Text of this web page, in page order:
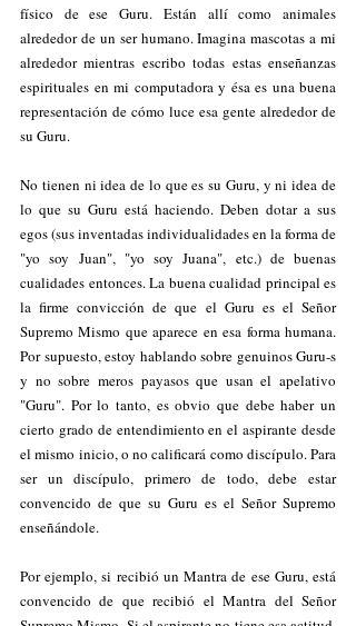
físico de ese Guru. Están allí como animales
alrededor de un ser humano. Imagina mascotas a mi
alrededor mientras escribo todas estas enseñanzas
espirituales en mi computadora y ésa es una buena
representación de cómo luce esa gente alrededor de
su Guru.
No tienen ni idea de lo que es su Guru, y ni idea de
lo que su Guru está haciendo. Deben dotar a sus
egos (sus inventadas individualidades en la forma de
"yo soy Juan", "yo soy Juana", etc.) de buenas
cualidades entonces. La buena cualidad principal es
la firme convicción de que el Guru es el Señor
Supremo Mismo que aparece en esa forma humana.
Por supuesto, estoy hablando sobre genuinos Guru-s
y no sobre meros payasos que usan el apelativo
"Guru". Por lo tanto, es obvio que debe haber un
cierto grado de entendimiento en el aspirante desde
el mismo inicio, o no calificará como discípulo. Para
ser un discípulo, primero de todo, debe estar
convencido de que su Guru es el Señor Supremo
enseñándole.
Por ejemplo, si recibió un Mantra de ese Guru, está
convencido de que recibió el Mantra del Señor